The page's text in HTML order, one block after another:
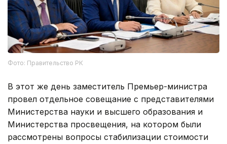
Фото: Правительство РК
В этот же день заместитель Премьер-министра
провел отдельное совещание с представителями
Министерства науки и высшего образования и
Министерства просвещения, на котором были
рассмотрены вопросы стабилизации стоимости